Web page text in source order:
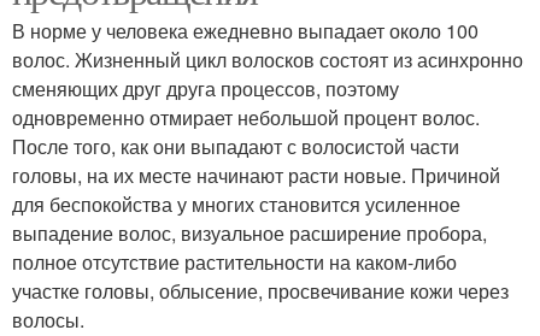
В норме у человека ежедневно выпадает около 100
волос. Жизненный цикл волосков состоят из асинхронно
сменяющих друг друга процессов, поэтому
одновременно отмирает небольшой процент волос.
После того, как они выпадают с волосистой части
головы, на их месте начинают расти новые. Причиной
для беспокойства у многих становится усиленное
выпадение волос, визуальное расширение пробора,
полное отсутствие растительности на каком-либо
участке головы, облысение, просвечивание кожи через
волосы.